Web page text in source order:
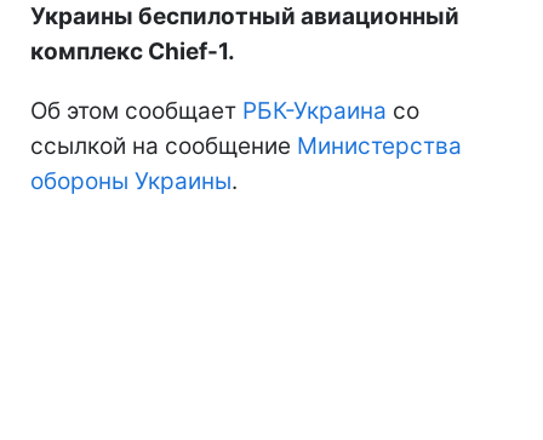
Украины беспилотный авиационный
комплекс Chief-1.
Об этом сообщает РБК-Украина со
ссылкой на сообщение Министерства
обороны Украины.